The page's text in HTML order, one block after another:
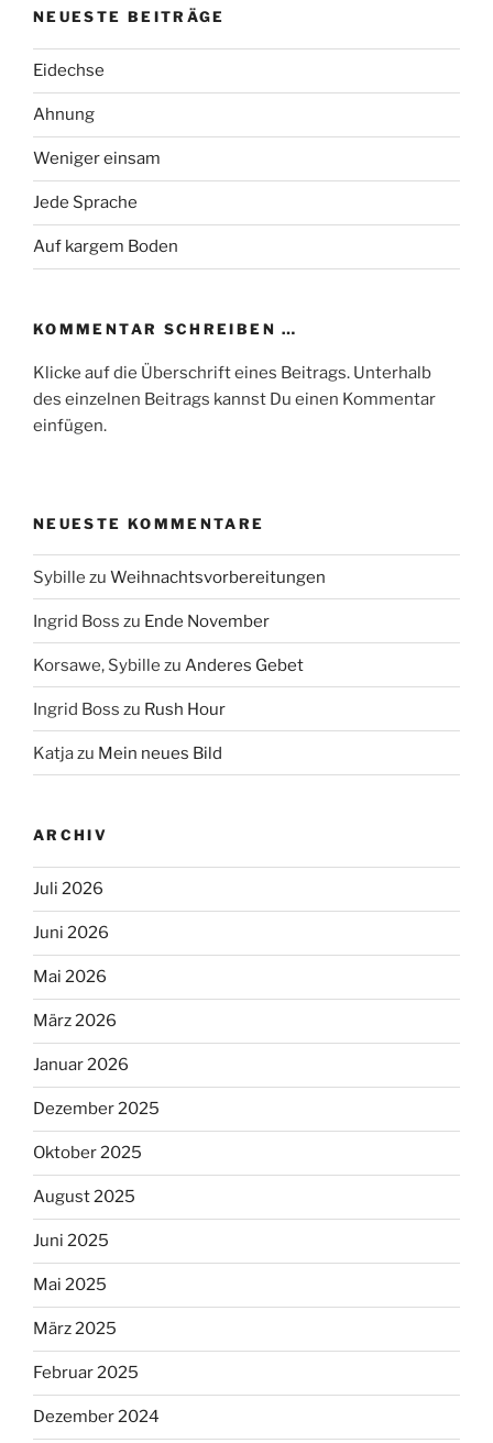
NEUESTE BEITRÄGE
Eidechse
Ahnung
Weniger einsam
Jede Sprache
Auf kargem Boden
KOMMENTAR SCHREIBEN …
Klicke auf die Überschrift eines Beitrags. Unterhalb
des einzelnen Beitrags kannst Du einen Kommentar
einfügen.
NEUESTE KOMMENTARE
Sybille zu Weihnachtsvorbereitungen
Ingrid Boss zu Ende November
Korsawe, Sybille zu Anderes Gebet
Ingrid Boss zu Rush Hour
Katjazu Mein neues Bild
ARCHIV
Juli 2026
Juni 2026
Mai 2026
März 2026
Januar 2026
Dezember 2025
Oktober 2025
August 2025
Juni 2025
Mai 2025
März 2025
Februar 2025
Dezember 2024